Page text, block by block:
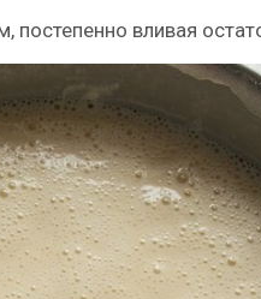
постепенно вливая